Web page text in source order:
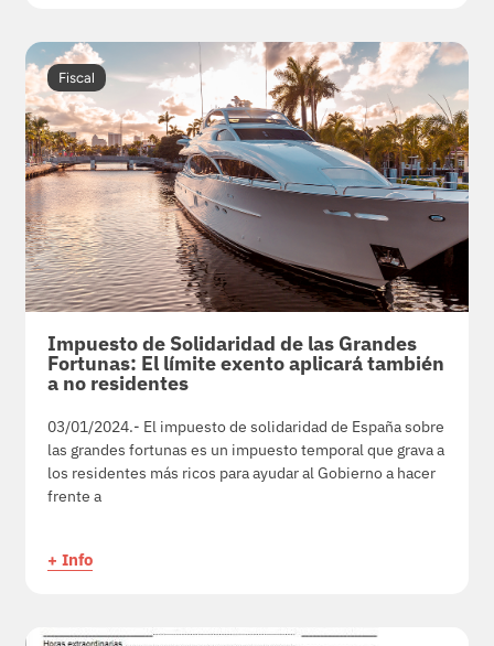
Fiscal
Impuesto de Solidaridad de las Grandes
Fortunas: El límite exento aplicará también
a no residentes
03/01/2024.- El impuesto de solidaridad de España sobre
las grandes fortunas es un impuesto temporal que grava a
los residentes más ricos para ayudar al Gobierno a hacer
frente a
+ Info